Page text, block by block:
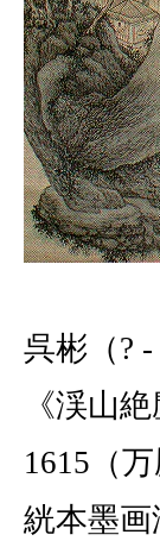
呉彬（? -
《渓山絶
1615（
絖本墨画